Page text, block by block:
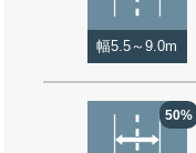
幅5.5～9.0m
50%